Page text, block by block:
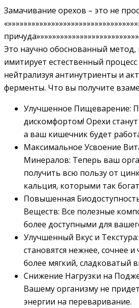
Замачивание орехов – это не
Это научно обоснованный
имитирует естественный
нейтрализуя антинутриенты и
ферменты. Что вы получите
Улучшенное Пищеварение:
дискомфортом! Орехи станут
а ваш кишечник будет
Максимальное Усвоение
Минералов: Теперь ваш
получить всю пользу от
кальция, которыми так
Повышенная
Веществ: Все полезные
более доступными для
Улучшенный Вкус и
становятся нежнее, сочнее
более мягкий, сладковатый
Снижение Нагрузки на
Вашему организму не
энергии на переваривание.